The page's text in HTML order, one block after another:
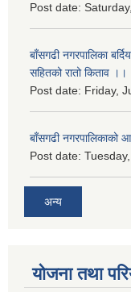
Post date:
बाँसगढी नगरपालिका
सहितको रातो किताव ।।
Post date: Friday,
बाँसगढी नगरपालिकाको
Post date:
अन्य
योजना तथा